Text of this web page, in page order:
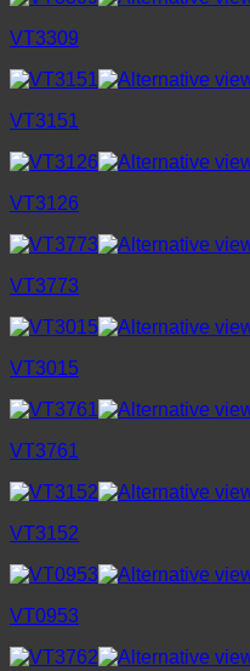
VT3309
VT3151
VT3126
VT3773
VT3015
VT3761
VT3152
VT0953